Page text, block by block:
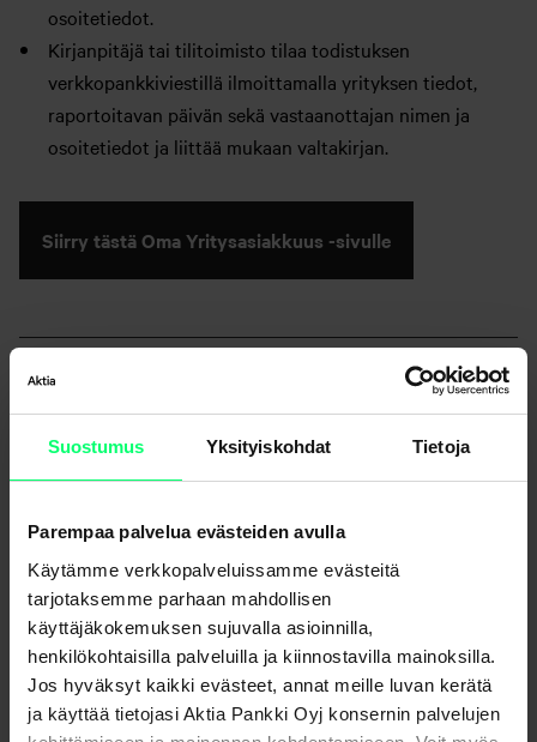
Suostumus Yksityiskohdat Tietoja
Parempaa palvelua evästeiden avulla
Käytämme verkkopalveluissamme evästeitä
tarjotaksemme parhaan mahdollisen
käyttäjäkokemuksen sujuvalla asioinnilla,
henkilökohtaisilla palveluilla ja kiinnostavilla mainoksilla.
Jos hyväksyt kaikki evästeet, annat meille luvan kerätä
ja käyttää tietojasi Aktia Pankki Oyj konsernin palvelujen
osoitetiedot.
Kirjanpitäjä tai tilitoimisto tilaa todistuksen
verkkopankkiviestillä ilmoittamalla yrityksen tiedot,
raportoitavan päivän sekä vastaanottajan nimen ja
osoitetiedot ja liittää mukaan valtakirjan.
Siirry tästä Oma Yritysasiakkuus -sivulle
Jaa